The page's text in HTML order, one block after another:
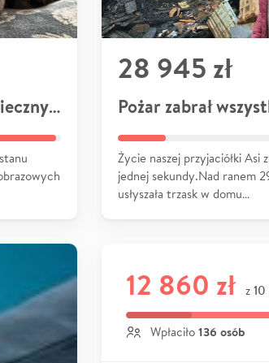
Badania i leczenie podopiecznych
28 945 zł
Pożar zabrał
Życie naszej przyjaciółki Asi
jednej sekundy.Nad ranem
usłyszała trzask w domu…
12 860 zł z
Wpłaciło 136 osób